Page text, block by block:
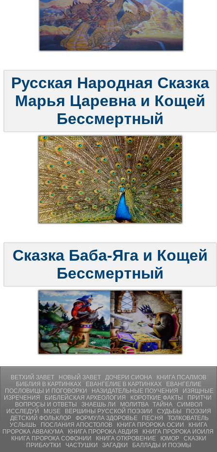
Русская Народная Сказка
Марья Царевна и Кощей
Бессмертный
Сказка Баба-Яга и Кощей
Бессмертный
ВЕТХИЙ ЗАВЕТ НОВЫЙ ЗАВЕТ ДОЧЕРИ СИОНА
КНИГА ПСАЛМОВ
БИБЛИЯ В КАРТИНКАХ
ЕВАНГЕЛИЕ В КАРТИНКАХ
ЕВАНГЕЛИЕ
ПОСЛОВИЦЫ И ПОГОВОРКИ
НАЗИДАТЕЛЬНЫЕ ПОУЧЕНИЯ
ИЗЯЩНЫЕ
ИЗРЕЧЕНИЯ
БИБЛЕЙСКАЯ АРХЕОЛОГИЯ КОРОТКИЕ ФАКТЫ
ПРИТЧИ
ВОПРОСЫ И ОТВЕТЫ
ЗНАЕШЬ ЛИ МОЛИТВA ТАЙНА
СИМВОЛ
ИССЛЕДУЙ
MUSE ВЕРШИНЫ РУССКОЙ ПОЭЗИИ СУДЬБЫ
ПОЭЗИЯ
ДЕТСКИЙ ФОЛЬКЛОР
ФОРМУЛА ЗДОРОВЬЕ ПЕСНЯ
ТОЛКОВАТЕЛЬ
УСЛЫШЬ
ПОСЛАНИЯ АПОСТОЛОВ КНИГА ПРОРОКА ОСИИ
КНИГА
ПРОРОКА АВВАКУМА
КНИГА ПРОРОКА АВДИЯ
КНИГА ПРОРОКА ИОИЛЯ
КНИГА ПРОРОКА СОФОНИИ
КНИГА ОТКРОВЕНИЕ ЮМОР
СКАЗКИ
ПРИБАУТКИ
ЧАСТУШКИ ЗАГАДКИ БАЛЛАДЫ И ПОЭМЫ